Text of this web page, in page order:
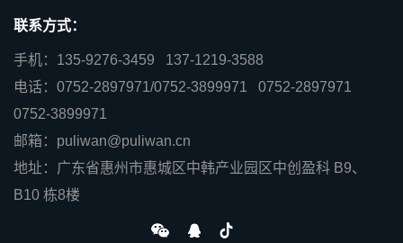
联系方式：
手机：135-9276-3459 137-1219-3588
电话：0752-2897971/0752-3899971 0752-2897971
0752-3899971
邮箱：puliwan@puliwan.cn
地址：广东省惠州市惠城区中韩产业园区中创盈科 B9、
B10 栋8楼